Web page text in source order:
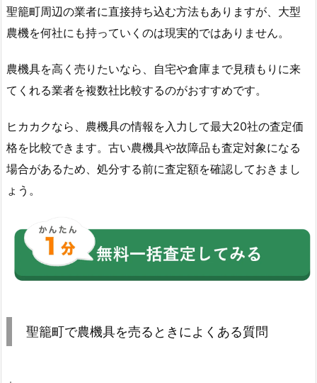
聖籠町周辺の業者に直接持ち込む方法もありますが、大型
農機を何社にも持っていくのは現実的ではありません。
農機具を高く売りたいなら、自宅や倉庫まで見積もりに来
てくれる業者を複数社比較するのがおすすめです。
ヒカカクなら、農機具の情報を入力して最大20社の査定価
格を比較できます。古い農機具や故障品も査定対象になる
場合があるため、処分する前に査定額を確認しておきまし
ょう。
聖籠町で農機具を売るときによくある質問